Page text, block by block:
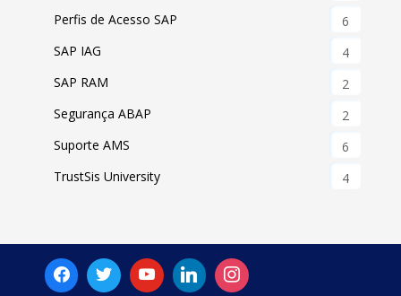
Perfis de Acesso SAP
6
SAP IAG
4
SAP RAM
2
Segurança ABAP
2
Suporte AMS
6
TrustSis University
4